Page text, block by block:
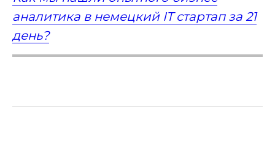
аналитика в немецкий IT стартап за 21
день?